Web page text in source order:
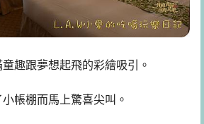
趣跟夢想起飛的彩繪吸引。
帳棚而馬上驚喜尖叫。